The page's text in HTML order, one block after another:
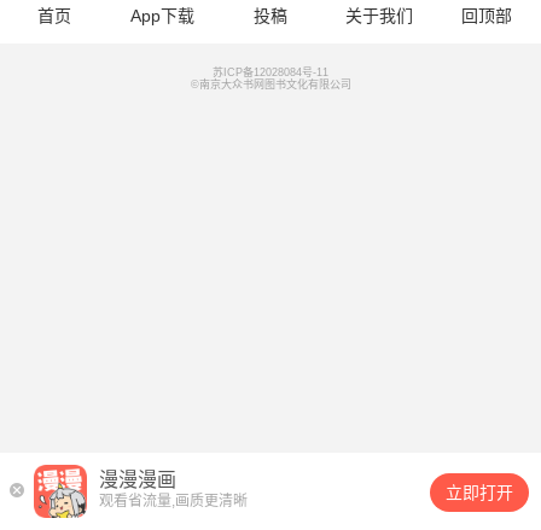
首页 App下载 投稿 关于我们 回顶部
苏ICP备12028084号-11
©南京大众书网图书文化有限公司
漫漫漫画
观看省流量,画质更清晰 立即打开